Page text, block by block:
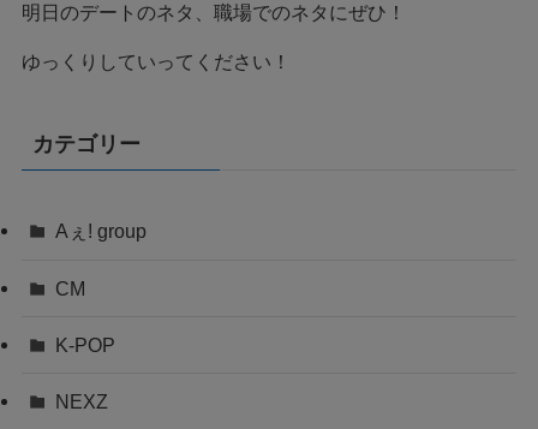
明日のデートのネタ、職場でのネタにぜひ！
ゆっくりしていってください！
カテゴリー
Aぇ! group
CM
K-POP
NEXZ